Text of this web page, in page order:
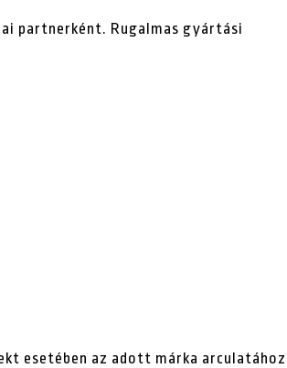
partnerként. Rugalmas gyártási
esetében az adott márka arculatához